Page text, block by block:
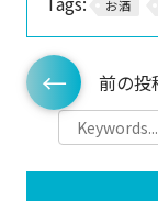
お酒
前の投